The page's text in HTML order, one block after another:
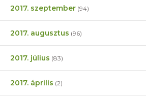
2017. szeptember (94)
2017. augusztus (96)
2017. július (83)
2017. április (2)